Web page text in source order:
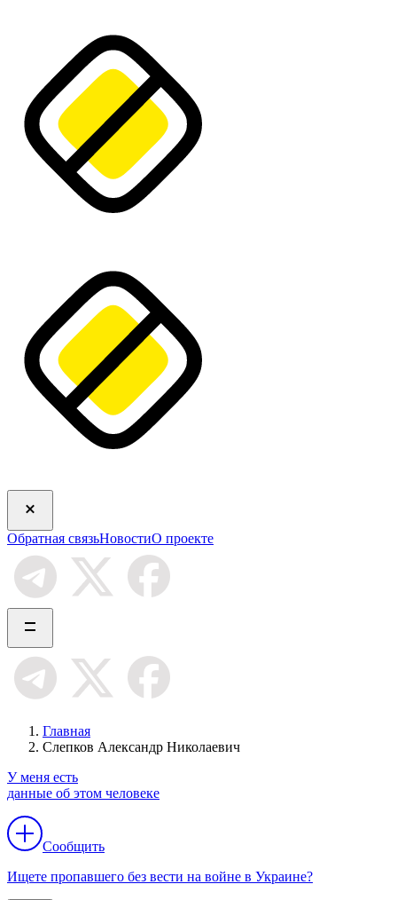
Обратная связьНовостиО проекте
Главная
Слепков Александр Николаевич
У меня есть
данные об этом человеке
Сообщить
Ищете пропавшего без вести на войне в Украине?